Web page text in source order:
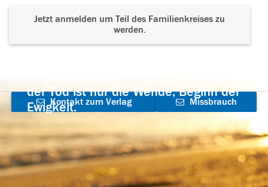
Jetzt anmelden um Teil des Familienkreises zu
werden.
der Tod ist nur die Wende, Beginn der
Ewigkeit.
Kontakt zum Verlag
aufnehmen
Missbrauch